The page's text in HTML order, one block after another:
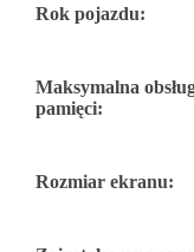
Rok pojazdu:
Maksymalna
pamięci:
Rozmiar ekranu: